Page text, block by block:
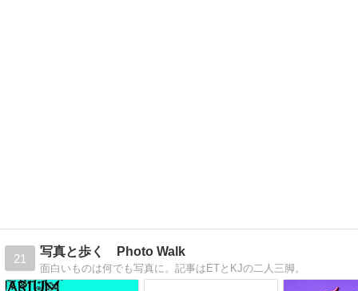
21
写真と歩く Photo Walk
面白いものは何でも写真に。記事はETとKJの二人三脚。